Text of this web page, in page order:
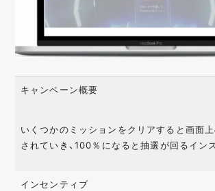
キャンペーン概要
いくつかのミッションをクリアすると画面
されていき、100％になると抽選が回るイン
インセンティブ